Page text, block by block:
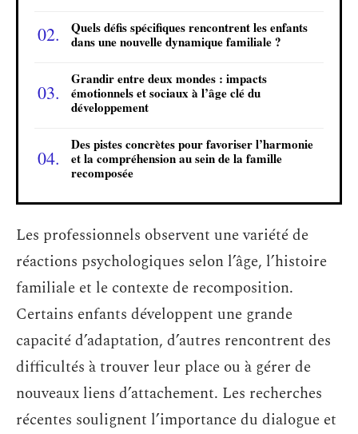
Quels défis spécifiques rencontrent les enfants
dans une nouvelle dynamique familiale ?
Grandir entre deux mondes : impacts
émotionnels et sociaux à l’âge clé du
développement
Des pistes concrètes pour favoriser l’harmonie
et la compréhension au sein de la famille
recomposée
Les professionnels observent une variété de
réactions psychologiques selon l’âge, l’histoire
familiale et le contexte de recomposition.
Certains enfants développent une grande
capacité d’adaptation, d’autres rencontrent des
difficultés à trouver leur place ou à gérer de
nouveaux liens d’attachement. Les recherches
récentes soulignent l’importance du dialogue et